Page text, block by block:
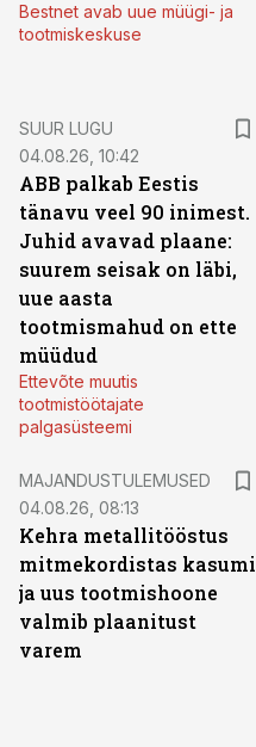
Bestnet avab uue müügi- ja
tootmiskeskuse
SUUR LUGU
04.08.26, 10:42
ABB palkab Eestis
tänavu veel 90 inimest.
Juhid avavad plaane:
suurem seisak on läbi,
uue aasta
tootmismahud on ette
müüdud
Ettevõte muutis
tootmistöötajate
palgasüsteemi
MAJANDUSTULEMUSED
04.08.26, 08:13
Kehra metallitööstus
mitmekordistas kasumi
ja uus tootmishoone
valmib plaanitust
varem